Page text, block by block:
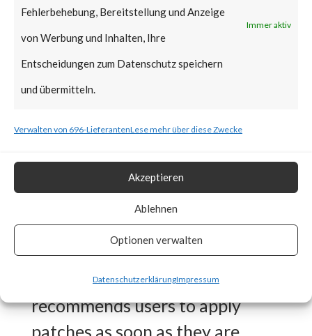
Fehlerbehebung, Bereitstellung und Anzeige
von Werbung und Inhalten, Ihre
Entscheidungen zum Datenschutz speichern
und übermitteln.
Immer aktiv
Verwalten von 696-LieferantenLese mehr über diese Zwecke
Akzeptieren
Ablehnen
Optionen verwalten
DatenschutzerklärungImpressum
vulnerabilities have been added
to CISA’s Known Exploited
Vulnerabilities (KEV) catalog.
no patch available; Ivanti has
released workarounds as the
two new vulnerabilities are
actively being exploited in the
wild. FortiGuard Labs strongly
recommends users to apply
patches as soon as they are